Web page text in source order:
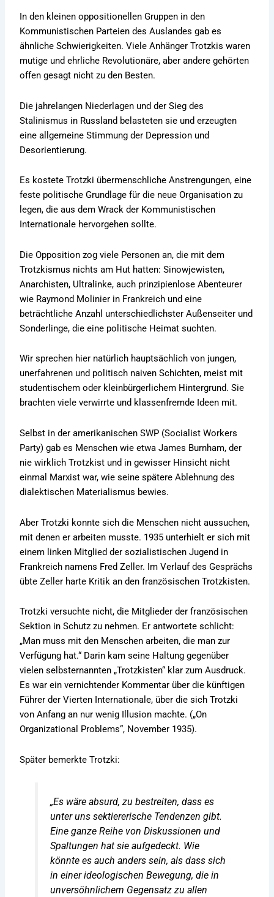
In den kleinen oppositionellen Gruppen in den
Kommunistischen Parteien des Auslandes gab es
ähnliche Schwierigkeiten. Viele Anhänger Trotzkis waren
mutige und ehrliche Revolutionäre, aber andere gehörten
offen gesagt nicht zu den Besten.
Die jahrelangen Niederlagen und der Sieg des
Stalinismus in Russland belasteten sie und erzeugten
eine allgemeine Stimmung der Depression und
Desorientierung.
Es kostete Trotzki übermenschliche Anstrengungen, eine
feste politische Grundlage für die neue Organisation zu
legen, die aus dem Wrack der Kommunistischen
Internationale hervorgehen sollte.
Die Opposition zog viele Personen an, die mit dem
Trotzkismus nichts am Hut hatten: Sinowjewisten,
Anarchisten, Ultralinke, auch prinzipienlose Abenteurer
wie Raymond Molinier in Frankreich und eine
beträchtliche Anzahl unterschiedlichster Außenseiter und
Sonderlinge, die eine politische Heimat suchten.
Wir sprechen hier natürlich hauptsächlich von jungen,
unerfahrenen und politisch naiven Schichten, meist mit
studentischem oder kleinbürgerlichem Hintergrund. Sie
brachten viele verwirrte und klassenfremde Ideen mit.
Selbst in der amerikanischen SWP (Socialist Workers
Party) gab es Menschen wie etwa James Burnham, der
nie wirklich Trotzkist und in gewisser Hinsicht nicht
einmal Marxist war, wie seine spätere Ablehnung des
dialektischen Materialismus bewies.
Aber Trotzki konnte sich die Menschen nicht aussuchen,
mit denen er arbeiten musste. 1935 unterhielt er sich mit
einem linken Mitglied der sozialistischen Jugend in
Frankreich namens Fred Zeller. Im Verlauf des Gesprächs
übte Zeller harte Kritik an den französischen Trotzkisten.
Trotzki versuchte nicht, die Mitglieder der französischen
Sektion in Schutz zu nehmen. Er antwortete schlicht:
„Man muss mit den Menschen arbeiten, die man zur
Verfügung hat.“ Darin kam seine Haltung gegenüber
vielen selbsternannten „Trotzkisten“ klar zum Ausdruck.
Es war ein vernichtender Kommentar über die künftigen
Führer der Vierten Internationale, über die sich Trotzki
von Anfang an nur wenig Illusion machte. („On
Organizational Problems“, November 1935).
Später bemerkte Trotzki:
„Es wäre absurd, zu bestreiten, dass es
unter uns sektiererische Tendenzen gibt.
Eine ganze Reihe von Diskussionen und
Spaltungen hat sie aufgedeckt. Wie
könnte es auch anders sein, als dass sich
in einer ideologischen Bewegung, die in
unversöhnlichem Gegensatz zu allen